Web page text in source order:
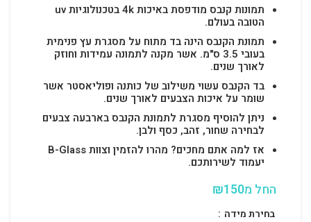
תמונות קנבס מודפסת באיכות 4k בטכנולוגיות uv
הטובה בעולם.
תמונת הקנבס הינה בד מתוח על מסגרת עץ פנימית
בעובי 3.5 ס"מ. אשר מקנה לתמונה עמידות וחוזק
לאורך שנים.
בד הקנבס עשוי משילוב של כותנה ופוליאסטר אשר
שומר על איכות הצבעים לאורך שנים.
ניתן להוסיף מסגרת לתמונת הקנבס בארבעה צבעים
לבחירה שחור, זהב, כסף ולבן.
אז למה אתם מחכים? מהרו להזמין וצוות B-Glass
יעמוד לשירותכם.
החל מ ₪150
בחירת מידה